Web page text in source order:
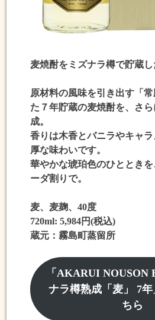
麦焼酎をミズナラ樽で貯蔵し
原材料の風味を引き出す「
た ７年貯蔵の麦焼酎を、さら
成。
香りは木香とバニラやキャ
厚な味わいです。
華やかな琥珀色のひととき
ーダ割りで。
麦、麦麹、40度
720ml: 5,984円(税込)
蔵元：霧島町蒸留所
「AKARUI NOUSON
ナラ樽熟成「麦」 7年
ちら